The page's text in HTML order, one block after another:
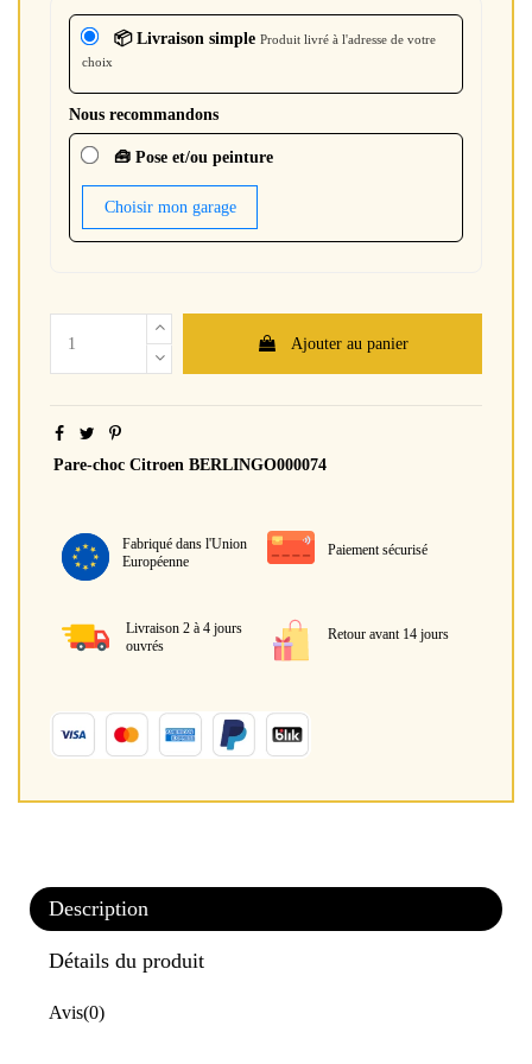
📦 Livraison simple Produit livré à l'adresse de votre
choix
Nous recommandons
🧰 Pose et/ou peinture
Choisir mon garage
Ajouter au panier
Pare-choc Citroen BERLINGO000074
Fabriqué dans l'Union
Européenne
Paiement sécurisé
Livraison 2 à 4 jours
ouvrés
Retour avant 14 jours
Description
Détails du produit
Avis(0)